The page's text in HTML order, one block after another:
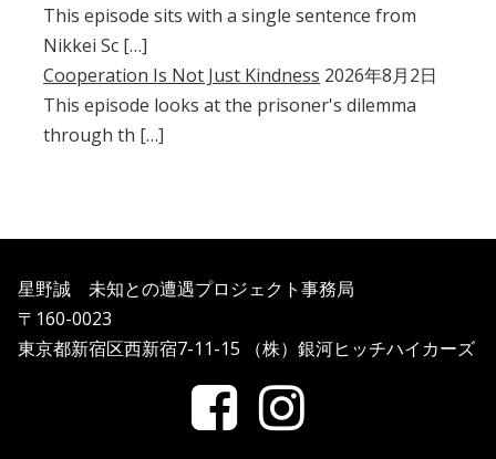
This episode sits with a single sentence from
Nikkei Sc […]
Cooperation Is Not Just Kindness 2026年8月2日
This episode looks at the prisoner's dilemma
through th […]
星野誠 未知との遭遇プロジェクト事務局
〒160-0023
東京都新宿区西新宿7-11-15 （株）銀河ヒッチハイカーズ